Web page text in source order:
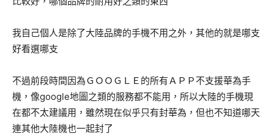
我自己個人是除了大陸品牌的手機不用之外，其他的就是哪支
好看選哪支
不過前段時間因為ＧＯＯＧＬＥ的所有ＡＰＰ不支援華為手
機，像google地圖之類的服務都不能用，所以大陸的手機現
在都不太建議用，雖然現在似乎只有封華為，但也不知道哪天
連其他大陸機也一起封了